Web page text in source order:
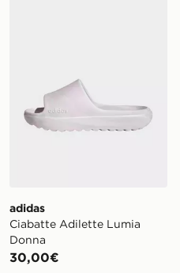
adidas
Ciabatte Adilette Lumia
Donna
30,00€